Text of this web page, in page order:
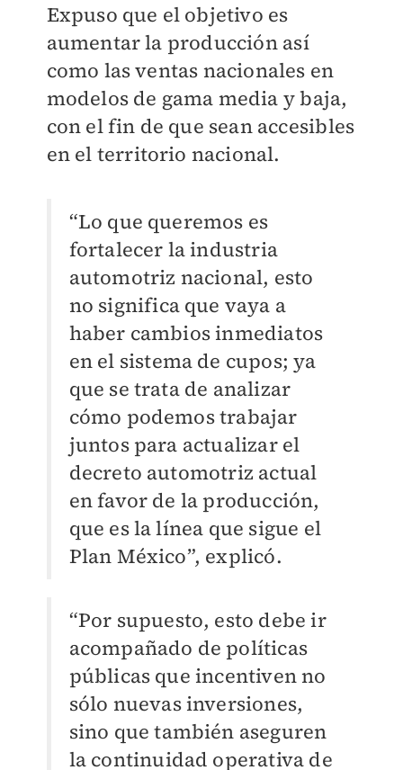
Expuso que el objetivo es
aumentar la producción así
como las ventas nacionales en
modelos de gama media y baja,
con el fin de que sean accesibles
en el territorio nacional.
“Lo que queremos es
fortalecer la industria
automotriz nacional, esto
no significa que vaya a
haber cambios inmediatos
en el sistema de cupos; ya
que se trata de analizar
cómo podemos trabajar
juntos para actualizar el
decreto automotriz actual
en favor de la producción,
que es la línea que sigue el
Plan México”, explicó.
“Por supuesto, esto debe ir
acompañado de políticas
públicas que incentiven no
sólo nuevas inversiones,
sino que también aseguren
la continuidad operativa de